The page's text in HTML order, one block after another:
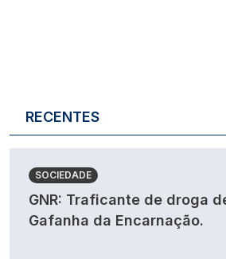
RECENTES
SOCIEDADE
GNR: Traficante de droga
Gafanha da Encarnação.